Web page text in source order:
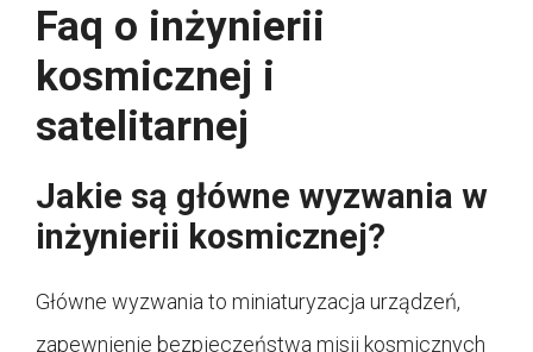
Faq o inżynierii
kosmicznej i
satelitarnej
Jakie są główne wyzwania w
inżynierii kosmicznej?
Główne wyzwania to miniaturyzacja urządzeń,
zapewnienie bezpieczeństwa misji kosmicznych